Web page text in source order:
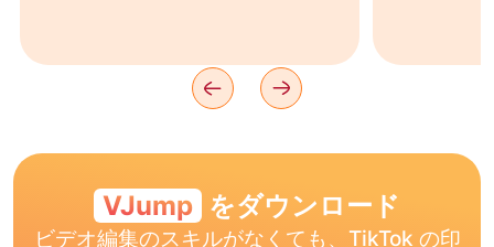
VJump をダウンロード
ビデオ編集のスキルがなくても、TikTok の印